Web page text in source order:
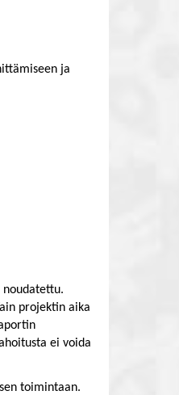
ja
noudatettu.
projektin aika
ei voida
toimintaan.